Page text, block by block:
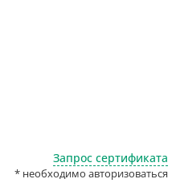
Запрос сертификата
* необходимо авторизоваться